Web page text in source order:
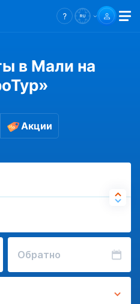
в Мали на
Акции
Обратно